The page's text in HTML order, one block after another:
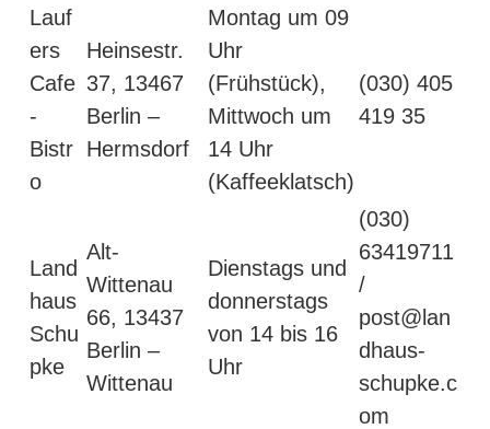
Lauf
ers
Cafe
-
Bistr
o
Heinsestr.
37, 13467
Berlin –
Hermsdorf
Montag um 09
Uhr
(Frühstück),
Mittwoch um
14 Uhr
(Kaffeeklatsch)
(030) 405
419 35
Land
haus
Schu
pke
Alt-
Wittenau
66, 13437
Berlin –
Wittenau
Dienstags und
donnerstags
von 14 bis 16
Uhr
(030)
63419711
/
post@lan
dhaus-
schupke.c
om